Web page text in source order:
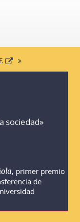
sociedad»
, primer premio
de